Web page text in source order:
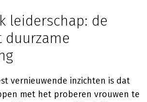
leiderschap: de
vernieuwende inzichten is dat
met het proberen vrouwen te